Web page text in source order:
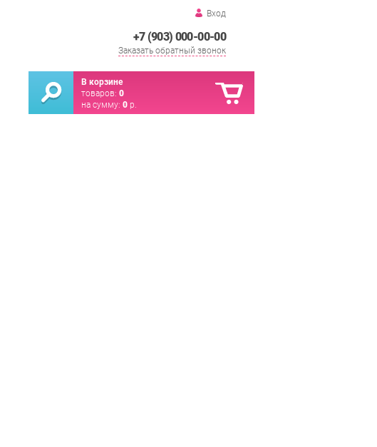
Вход
+7 (903) 000-00-00
Заказать обратный звонок
В корзине
товаров: 0
на сумму: 0 р.